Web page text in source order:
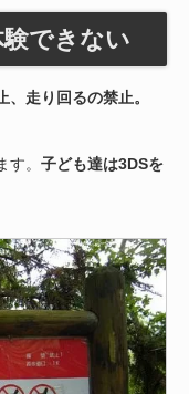
できない
走り回るの禁止。
。 子ども達は3DSを